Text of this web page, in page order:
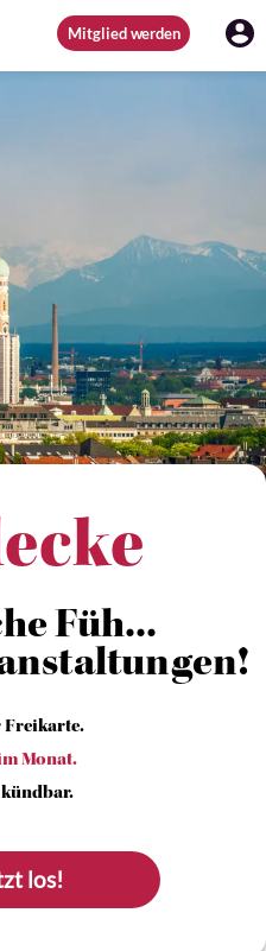
Mitglied werden
Füh...
Freikarte.
Monat.
kündbar.
los!